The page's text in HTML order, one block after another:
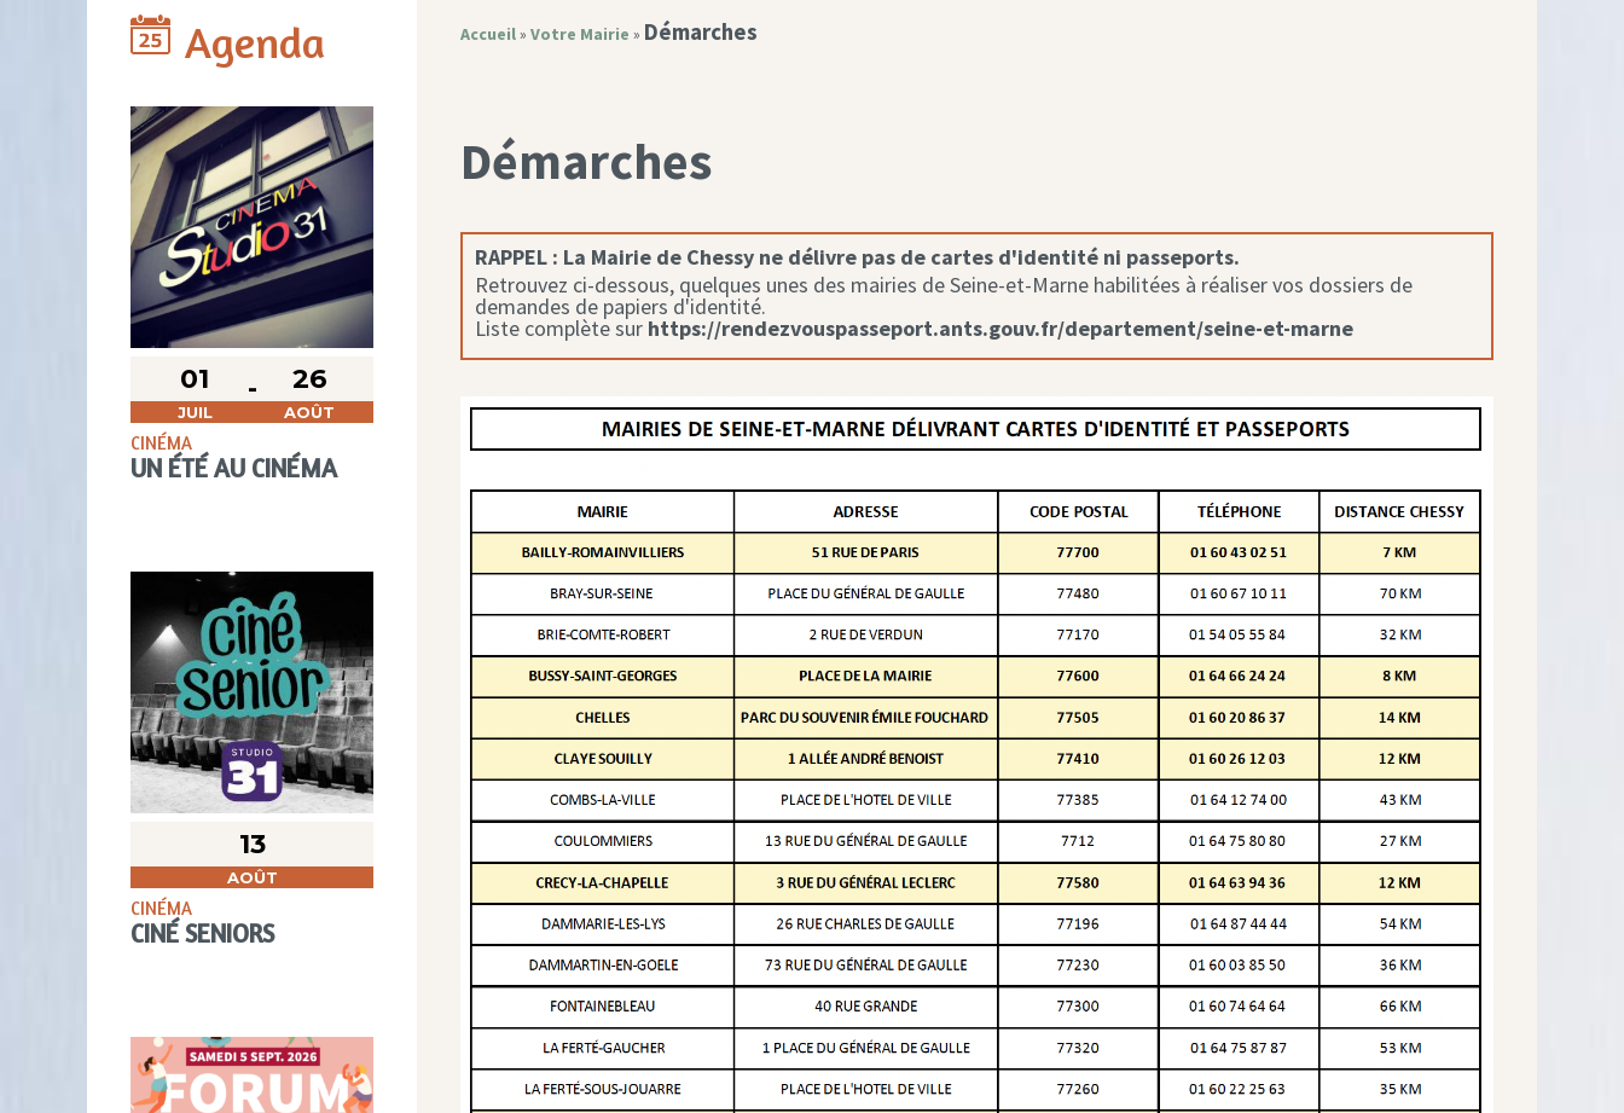
Agenda
01
JUIL
26
AOÛT
CINÉMA
UN ÉTÉ AU CINÉMA
13
AOÛT
CINÉMA
CINÉ SENIORS
Accueil» Votre Mairie » Démarches
Démarches
RAPPEL : La Mairie de Chessy ne délivre pas de cartes d'identité ni passeports.
Retrouvez ci-dessous, quelques unes des mairies de Seine-et-Marne habilitées à réaliser vos dossiers de
demandes de papiers d'identité.
Liste complète sur https://rendezvouspasseport.ants.gouv.fr/departement/seine-et-marne